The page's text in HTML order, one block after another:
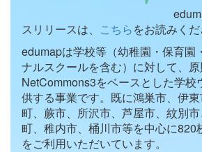
スリリースは、 こちらをお読みくだ
edumapは学校等（幼稚園・保育園
ナルスクールを含む）に対して、
NetCommons3をベースとした学校
供する事業です。既に鴻巣市、伊
町、蕨市、所沢市、芦屋市、紋別
町、稚内市、桶川市等を中心に820
をご利用いただいています。